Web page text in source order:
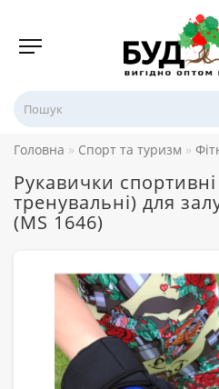
Головна Спорт та туризм
Рукавички
тренувальні) для
(MS 1646)